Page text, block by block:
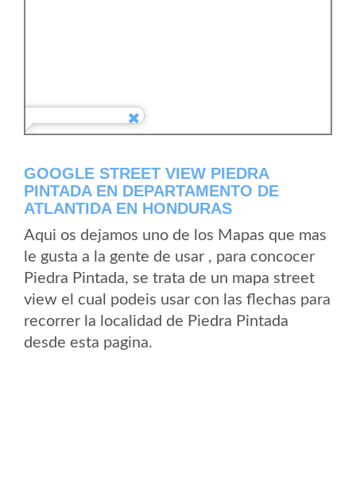
GOOGLE STREET VIEW PIEDRA
PINTADA EN DEPARTAMENTO DE
ATLANTIDA EN HONDURAS
Aqui os dejamos uno de los Mapas que mas
le gusta a la gente de usar , para concocer
Piedra Pintada, se trata de un mapa street
view el cual podeis usar con las flechas para
recorrer la localidad de Piedra Pintada
desde esta pagina.